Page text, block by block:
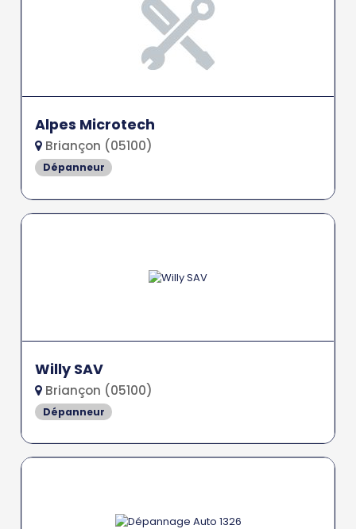
Alpes Microtech
Briançon (05100)
Dépanneur
Willy SAV
Briançon (05100)
Dépanneur